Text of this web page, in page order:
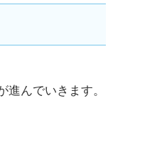
んでいきます。